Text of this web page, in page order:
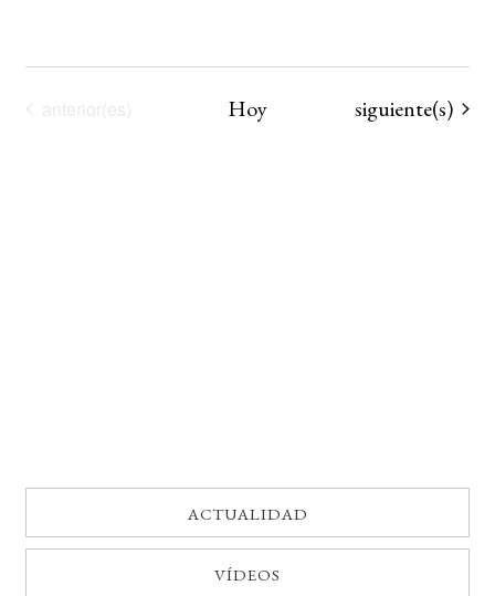
MI CUENTA
Hoy Eventos
siguiente(s)
ACTUALIDAD
VÍDEOS